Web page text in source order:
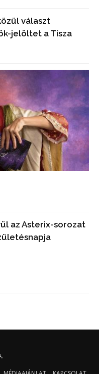
választ
jelöltet a Tisza
az Asterix-sorozat